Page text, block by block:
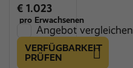
€ 1.023
pro Erwachsenen
Angebot vergleichen
VERFÜGBARKEIT
PRÜFEN